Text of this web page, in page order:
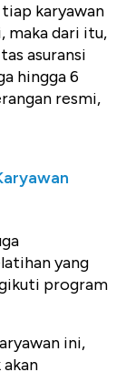
karyawan
maka dari itu,
asuransi
hingga 6
resmi,
yang
program
ini,